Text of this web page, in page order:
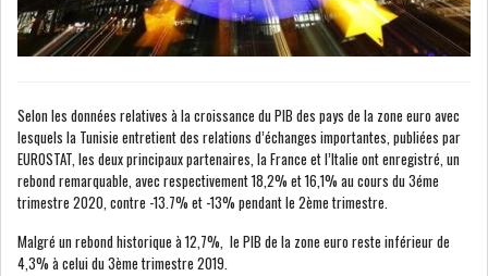
SONDAGES
COMMUNIQUÉS DE
PRESSE
BOURSE DE TUNIS : UN BILAN
HEBDOMADAIRE...
LE CMF ET LA BANQUE DE
Selon les données relatives à la croissance du PIB des pays de la zone euro avec
lesquels la Tunisie entretient des relations d’échanges importantes, publiées par
EUROSTAT, les deux principaux partenaires, la France et l’Italie ont enregistré, un
rebond remarquable, avec respectivement 18,2% et 16,1% au cours du 3éme
trimestre 2020, contre -13.7% et -13% pendant le 2ème trimestre.
Malgré un rebond historique à 12,7%, le PIB de la zone euro reste inférieur de
4,3% à celui du 3ème trimestre 2019.